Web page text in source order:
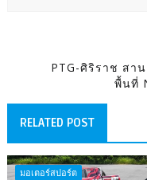
PTG-ศิริราช สา
พื้นที่
RELATED POST
มอเตอร์สปอร์ต